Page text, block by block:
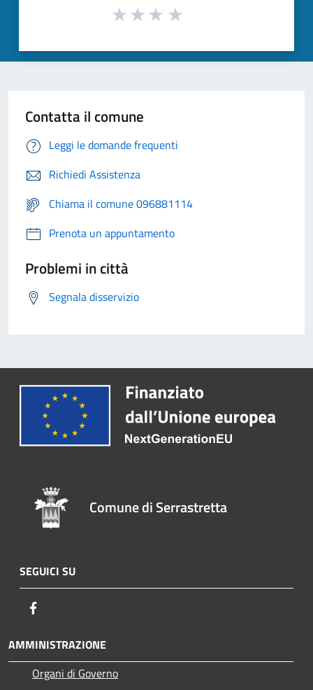
Contatta il comune
Leggi le domande frequenti
Richiedi Assistenza
Chiama il comune 096881114
Prenota un appuntamento
Problemi in città
Segnala disservizio
Comune di Serrastretta
SEGUICI SU
AMMINISTRAZIONE
Organi di Governo